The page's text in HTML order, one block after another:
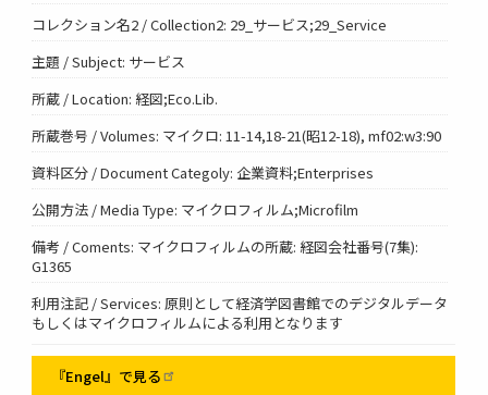
コレクション名2 / Collection2: 29_サービス;29_Service
主題 / Subject: サービス
所蔵 / Location: 経図;Eco.Lib.
所蔵巻号 / Volumes: マイクロ: 11-14,18-21(昭12-18), mf02:w3:90
資料区分 / Document Categoly: 企業資料;Enterprises
公開方法 / Media Type: マイクロフィルム;Microfilm
備考 / Coments: マイクロフィルムの所蔵: 経図会社番号(7集):
G1365
利用注記 / Services: 原則として経済学図書館でのデジタルデータ
もしくはマイクロフィルムによる利用となります
『Engel』で見る